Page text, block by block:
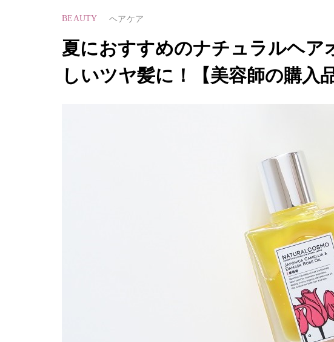
BEAUTY ヘアケア
夏におすすめのナチュラルヘア
しいツヤ髪に！【美容師の購入品